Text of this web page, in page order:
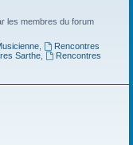
les membres du forum
,
Rencontres
Sarthe,
Rencontres